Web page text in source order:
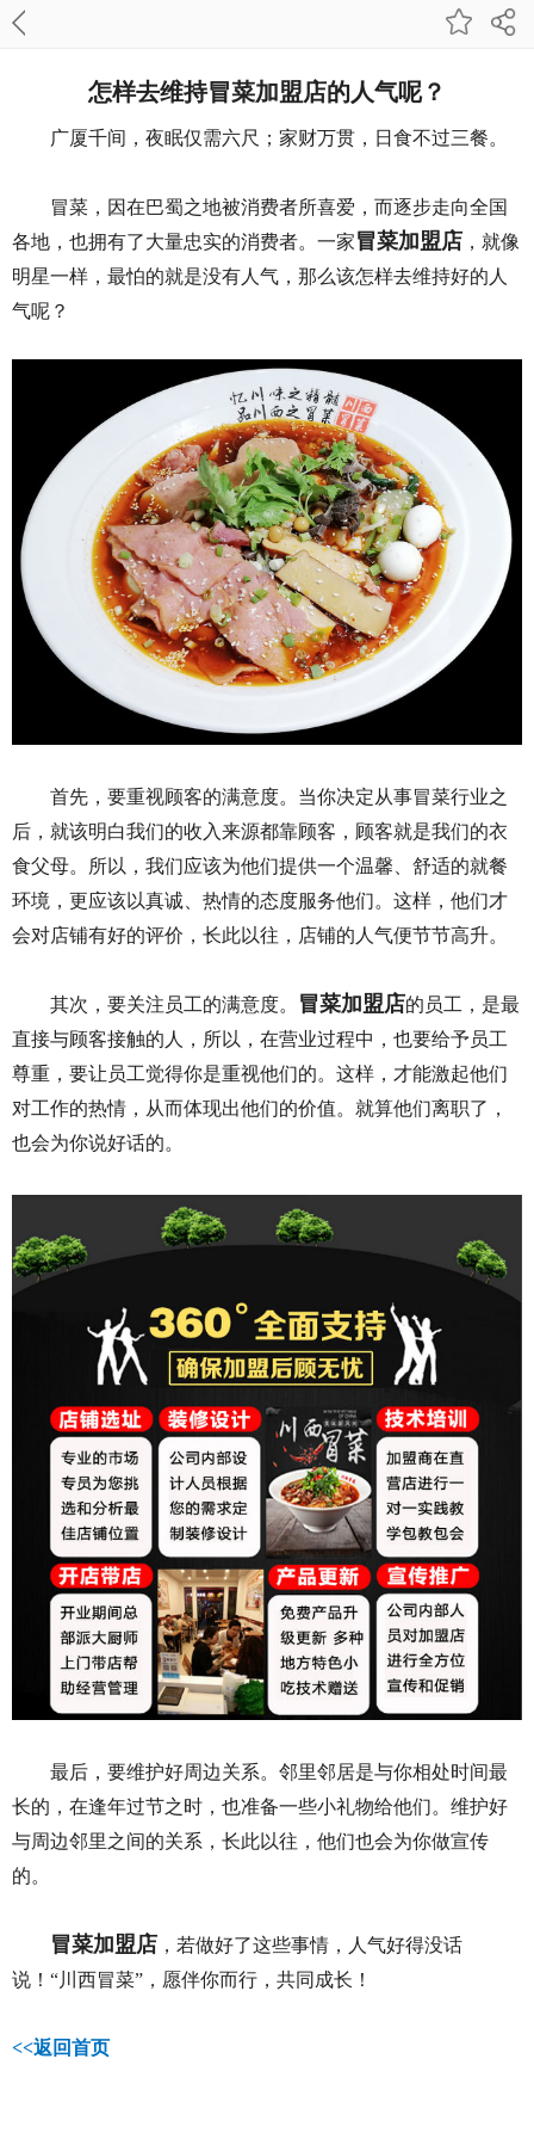
怎样去维持冒菜加盟店的人气呢？
广厦千间，夜眠仅需六尺；家财万贯，日食不过三餐。
冒菜，因在巴蜀之地被消费者所喜爱，而逐步走向全国
各地，也拥有了大量忠实的消费者。一家冒菜加盟店 ，就像
明星一样，最怕的就是没有人气，那么该怎样去维持好的人
气呢？
首先，要重视顾客的满意度。当你决定从事冒菜行业之
后，就该明白我们的收入来源都靠顾客，顾客就是我们的衣
食父母。所以，我们应该为他们提供一个温馨、舒适的就餐
环境，更应该以真诚、热情的态度服务他们。这样，他们才
会对店铺有好的评价，长此以往，店铺的人气便节节高升。
其次，要关注员工的满意度。 冒菜加盟店的员工，是最
直接与顾客接触的人，所以，在营业过程中，也要给予员工
尊重，要让员工觉得你是重视他们的。这样，才能激起他们
对工作的热情，从而体现出他们的价值。就算他们离职了，
也会为你说好话的。
最后，要维护好周边关系。邻里邻居是与你相处时间最
长的，在逢年过节之时，也准备一些小礼物给他们。维护好
与周边邻里之间的关系，长此以往，他们也会为你做宣传
的。
冒菜加盟店 ，若做好了这些事情，人气好得没话
说！“川西冒菜”，愿伴你而行，共同成长！
<<返回首页